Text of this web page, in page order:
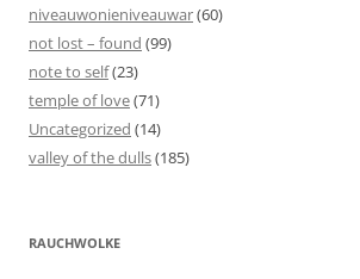
niveauwonieniveauwar(60)
not lost – found (99)
note to self(23)
temple of love(71)
Uncategorized (14)
valley of the dulls(185)
RAUCHWOLKE